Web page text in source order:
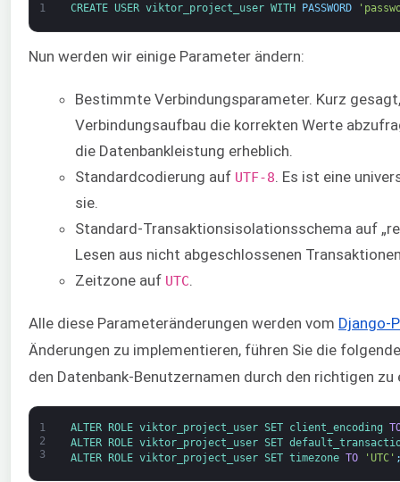
1 CREATE USER viktor_project_user WITH PASSWORD
Nun werden wir einige Parameter ändern:
Bestimmte Verbindungsparameter. Kurz
Verbindungsaufbau die korrekten Werte
die Datenbankleistung erheblich.
Standardcodierung auf UTF-8 . Es ist eine
sie.
Standard-Transaktionsisolationsschema auf
Lesen aus nicht abgeschlossenen
Zeitzone auf UTC
Alle diese Parameteränderungen werden vom Django-
Änderungen zu implementieren, führen Sie die
den Datenbank-Benutzernamen durch den richtigen zu
1
2
3
ALTER ROLE viktor_project_user SET client_encoding
ALTER
ROLE viktor_project_user SET
ALTER
ROLE viktor_project_user SET timezone TO 'UTC'